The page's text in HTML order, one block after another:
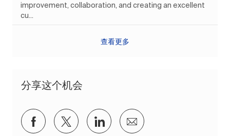
improvement, collaboration, and creating an excellent
cu...
查看更多
分享这个机会
通过Facebook分享
通过推特分享通过 LinkedIn 分享
通过电子邮件分享